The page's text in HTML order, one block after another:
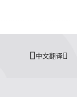
中文翻译